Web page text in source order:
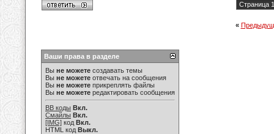
Страница
«
Ваши права в разделе
Вы не можете создавать темы
Вы не можете отвечать на сообщения
Вы не можете прикреплять файлы
Вы не можете редактировать сообщения
BB коды Вкл.
Смайлы Вкл.
[IMG] код Вкл.
HTML код Выкл.